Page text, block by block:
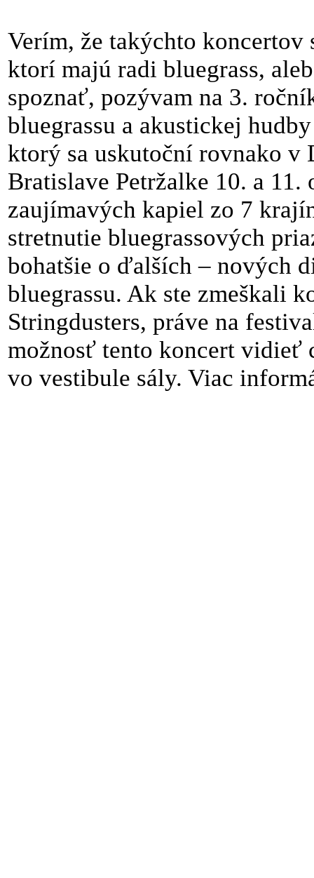
Verím, že takýchto koncertov
ktorí majú radi bluegrass,
spoznať, pozývam na 3.
bluegrassu a akustickej
ktorý sa uskutoční rovnako
Bratislave Petržalke 10. a
zaujímavých kapiel zo 7
stretnutie bluegrassových
bohatšie o ďalších – nových
bluegrassu. Ak ste zmeškali
Stringdusters, práve na
možnosť tento koncert vidieť
vo vestibule sály. Viac